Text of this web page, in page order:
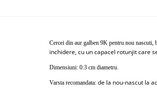
Cercei din aur galben 9K pentru nou
inchidere, cu un capacel rotunjit care
Dimensiuni: 0.3 cm diametru.
Varsta recomandata: de la nou-nascut la